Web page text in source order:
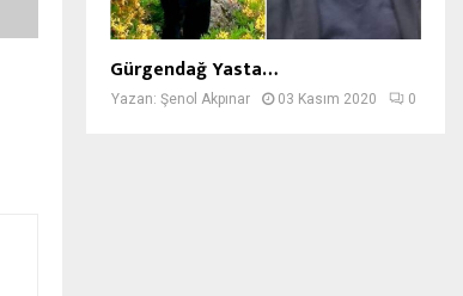
Gürgendağ Yasta…
Yazan: Şenol Akpınar 03 Kasım 2020 0